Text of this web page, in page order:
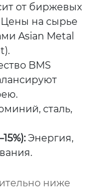
от биржевых
на сырье
Asian Metal
BMS
сталь,
Энергия,
ниже